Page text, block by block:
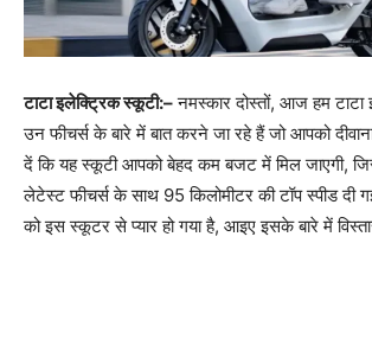
टाटा इलेक्ट्रिक स्कूटी:–नमस्कार दोस्तों, आज हम
उन फीचर्स के बारे में बात करने जा रहे हैं जो आपको
दें कि यह स्कूटी आपको बेहद कम बजट में मिल जाएगी,
लेटेस्ट फीचर्स के साथ 95 किलोमीटर की टॉप स्पीड दी गई
को इस स्कूटर से प्यार हो गया है, आइए इसके बारे में